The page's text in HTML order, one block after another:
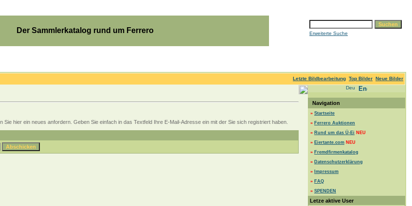
Der Sammlerkatalog rund um Ferrero Erweiterte Suche
Letzte Bildbearbeitung Top Bilder Neue Bilder
hier ein neues anfordern. Geben Sie einfach in das Textfeld Ihre E-Mail-Adresse ein mit der Sie sich registriert haben.
Navigation
» Startseite
» Ferrero Auktionen
» Rund um das Ü-Ei NEU
» Eiertante.com NEU
» Fremdfirmenkatalog
» Datenschutzerklärung
» Impressum
» FAQ
» SPENDEN
Letze aktive User